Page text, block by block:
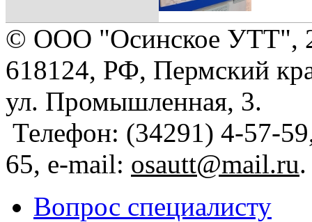
© ООО "Осинское УТТ",
618124, РФ, Пермский
ул. Промышленная, 3.
Телефон: (34291) 4-57-
65, e-mail: osautt@mail.ru.
Вопрос специалисту